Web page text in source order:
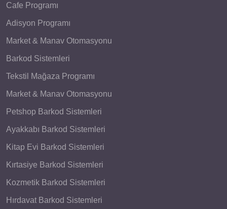
Cafe Programı
Adisyon Programı
Market & Manav Otomasyonu
Barkod Sistemleri
Tekstil Mağaza Programı
Market & Manav Otomasyonu
Petshop Barkod Sistemleri
Ayakkabı Barkod Sistemleri
Kitap Evi Barkod Sistemleri
Kırtasiye Barkod Sistemleri
Kozmetik Barkod Sistemleri
Hırdavat Barkod Sistemleri